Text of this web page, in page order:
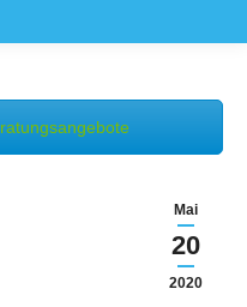
Mai
20
2020